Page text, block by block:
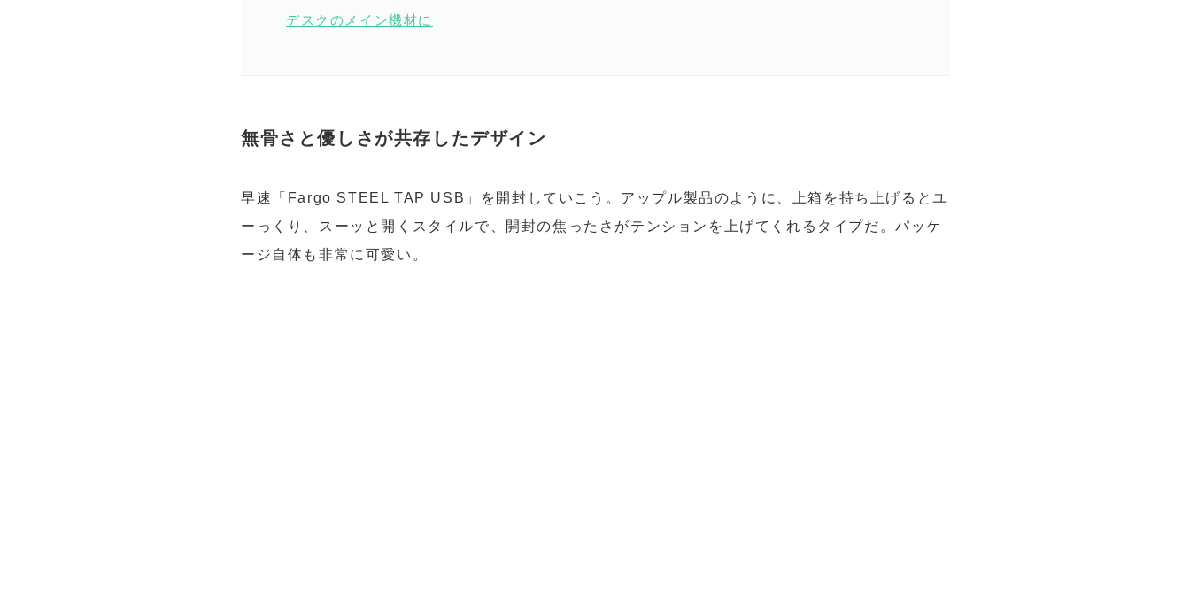
デスクのメイン機材に
無骨さと優しさが共存したデザイン
早速「Fargo STEEL TAP USB」を開封していこう。アップル製品のように、上箱を持ち上げるとユ
ーっくり、スーッと開くスタイルで、開封の焦ったさがテンションを上げてくれるタイプだ。パッケ
ージ自体も非常に可愛い。